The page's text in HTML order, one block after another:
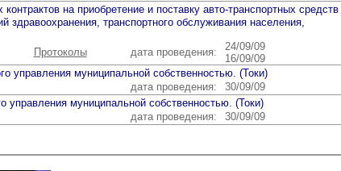
на приобретение и поставку авто-транспортных средств
транспортного обслуживания населения,
Протоколы дата проведения:
24/09/09
16/09/09
управления муниципальной собственностью. (Токи)
дата проведения:
30/09/09
управления муниципальной собственностью. (Токи)
дата проведения: 30/09/09